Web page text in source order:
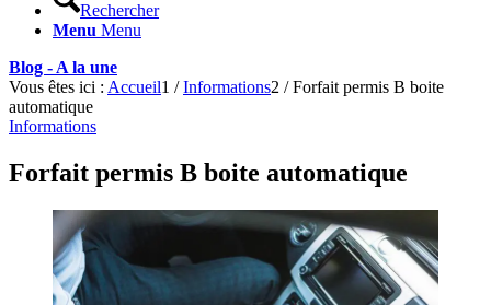
Rechercher
Menu Menu
Blog - A la une
Vous êtes ici : Accueil1 / Informations2 / Forfait permis B boite
automatique
Informations
Forfait permis B boite automatique